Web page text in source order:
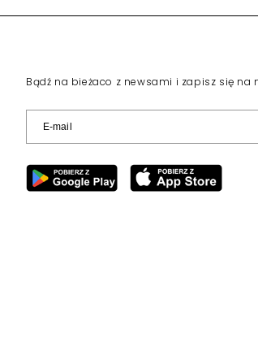
Bądź na bieżaco z newsami i zapisz się na